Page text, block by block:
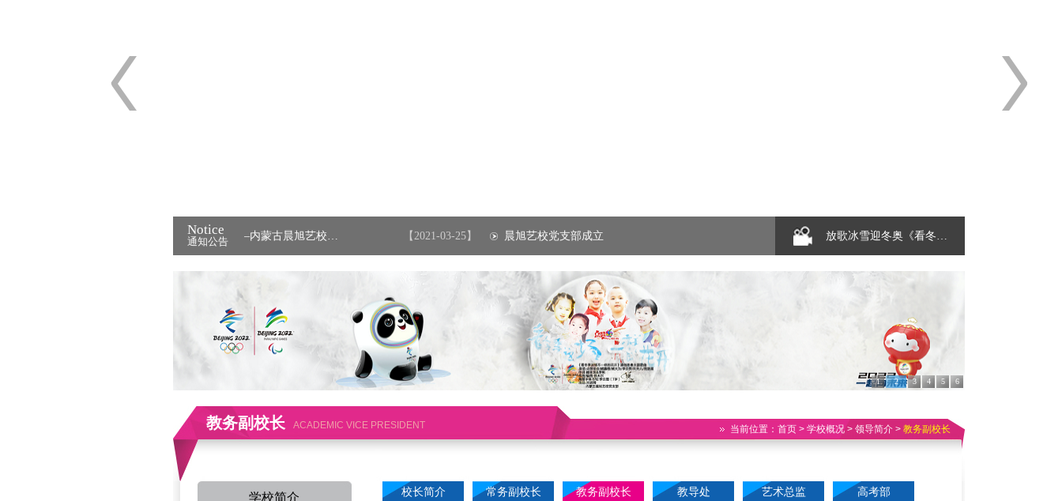
Notice
通知公告
二月初二“龙抬头” 别样形式讨“彩头” ——内蒙古晨旭艺校… 【2021-03-25】 晨旭艺校党支部成立 【2016-01-20】 内蒙古晨旭艺术学校维
放歌冰雪迎冬奥《看冬…
1 2 3 4 5 6
教务副校长 ACADEMIC VICE PRESIDENT 当前位置： 首页 > 学校概况 > 领导简介 > 教务副校长
学校简介 校长简介 常务副校长 教务副校长 教导处 艺术总监 高考部